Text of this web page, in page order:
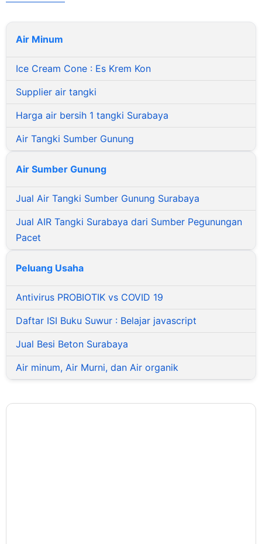
Global Water
Air Minum
Ice Cream Cone : Es Krem Kon
Supplier air tangki
Harga air bersih 1 tangki Surabaya
Air Tangki Sumber Gunung
Air Sumber Gunung
Jual Air Tangki Sumber Gunung Surabaya
Jual AIR Tangki Surabaya dari Sumber Pegunungan
Pacet
Peluang Usaha
Antivirus PROBIOTIK vs COVID 19
Daftar ISI Buku Suwur : Belajar javascript
Jual Besi Beton Surabaya
Air minum, Air Murni, dan Air organik